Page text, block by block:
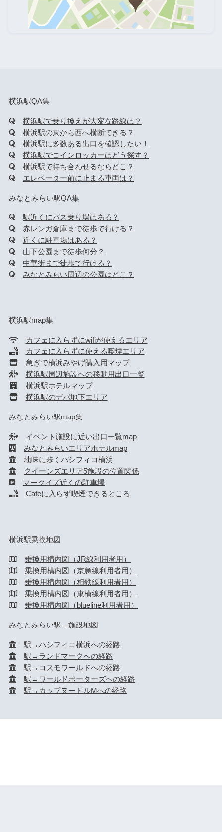
横浜駅QA集
横浜駅で乗り換えが大変な路線は？
横浜駅の東から西へ横断できる？
横浜駅に多数ある出口を確認したい！
横浜駅でコインロッカーはどう探す？
横浜駅で待ち合わせるならどこ？
エレベーター前に止まる車両は？
みなとみらい駅QA集
駅近くにバス乗り場はある？
赤レンガ倉庫まで徒歩で行ける？
近くに駐車場はある？
山下公園まで徒歩何分？
中華街まで徒歩で行ける？
みなとみらい周辺の公園はどこ？
横浜駅map集
カフェに入らずにwifiが使えるエリア
カフェに入らずに使える喫煙エリア
急ぎで横浜みやげ購入用マップ
横浜駅周辺施設への移動用出口一覧
横浜駅ホテルマップ
横浜駅のデパ地下エリア
みなとみらい駅map集
イベント施設に近い出口一覧map
みなとみらいエリアホテルmap
地味に歩くパシフィコ横浜
クイーンズエリア5施設の位置関係
マークイズ近くの駐車場
Cafeに入らず喫煙できるところ
横浜駅乗換地図
乗換用構内図（JR線利用者用）
乗換用構内図（京急線利用者用）
乗換用構内図（相鉄線利用者用）
乗換用構内図（東横線利用者用）
乗換用構内図（blueline利用者用）
みなとみらい駅→施設地図
駅→パシフィコ横浜への経路
駅→ランドマークへの経路
駅→コスモワールドへの経路
駅→ワールドポーターズへの経路
駅→カップヌードルMへの経路